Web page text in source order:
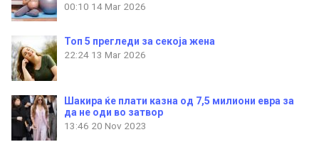
00:10 14 Mar 2026
Топ 5 прегледи за секоја жена
22:24 13 Mar 2026
Шакира ќе плати казна од 7,5 милиони евра за
да не оди во затвор
13:46 20 Nov 2023